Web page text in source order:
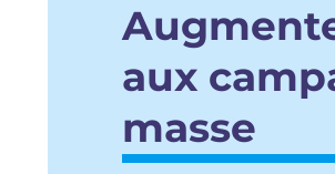
aux
masse